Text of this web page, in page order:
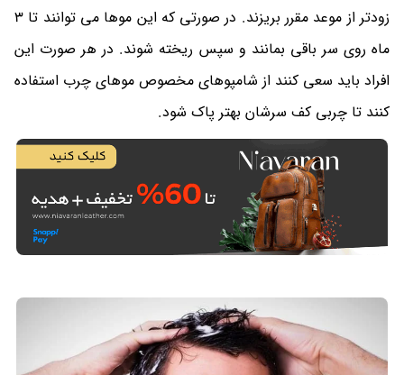
زودتر از موعد مقرر بریزند. در صورتی که این موها می توانند تا 3
ماه روی سر باقی بمانند و سپس ریخته شوند. در هر صورت این
افراد باید سعی کنند از شامپوهای مخصوص موهای چرب استفاده
کنند تا چربی کف سرشان بهتر پاک شود.